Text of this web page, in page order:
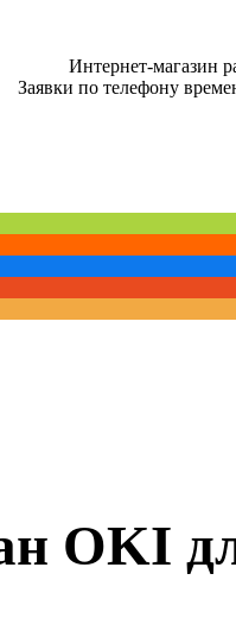
Интернет-магазин
Заявки по телефону
OKI